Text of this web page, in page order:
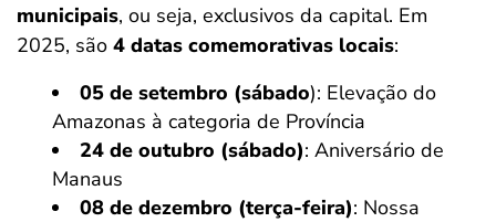
municipais, ou seja, exclusivos da capital. Em
2025, são 4 datas comemorativas locais:
05 de setembro (sábado): Elevação do
Amazonas à categoria de Província
24 de outubro (sábado): Aniversário de
Manaus
08 de dezembro (terça-feira): Nossa